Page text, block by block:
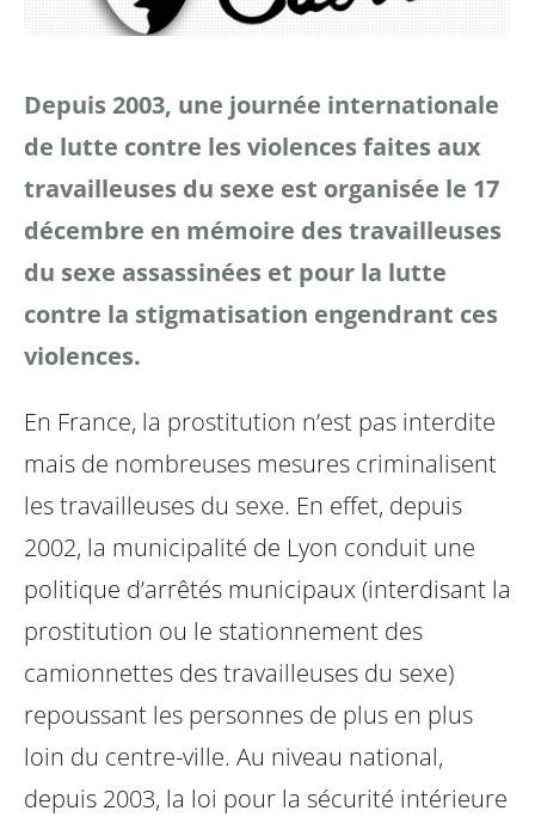
Depuis 2003, une journée internationale
de lutte contre les violences faites aux
travailleuses du sexe est organisée le 17
décembre en mémoire des travailleuses
du sexe assassinées et pour la lutte
contre la stigmatisation engendrant ces
violences.
En France, la prostitution n’est pas interdite
mais de nombreuses mesures criminalisent
les travailleuses du sexe. En effet, depuis
2002, la municipalité de Lyon conduit une
politique d’arrêtés municipaux(interdisant la
prostitution ou le stationnement des
camionnettes des travailleuses du sexe)
repoussant les personnes de plus en plus
loin du centre-ville. Au niveau national,
depuis 2003, la loi pour la sécurité intérieure